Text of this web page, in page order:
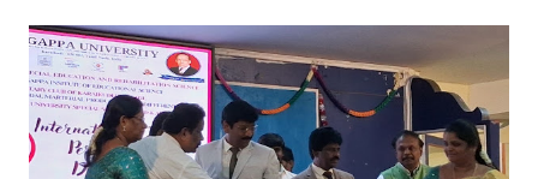
வைரலாகிகி யது. தமிழகத்தில் ஒவ்வொரு குடும்பத்திற்கும் திருமணப்
பழக்க வழக்கங்கள் ஜாதிய சமூக ரீதியாக வேறுபடும். அந்த வகையில்,
ஆராத்தி எடுக்கும் முறையும் சற்று வேறுபடுடன் தான் இருக்கும்.அப்படி
திருமணம் ஒன்றில் கொழுந்தியாள்கள் மூன்று பேர் இணைந்து